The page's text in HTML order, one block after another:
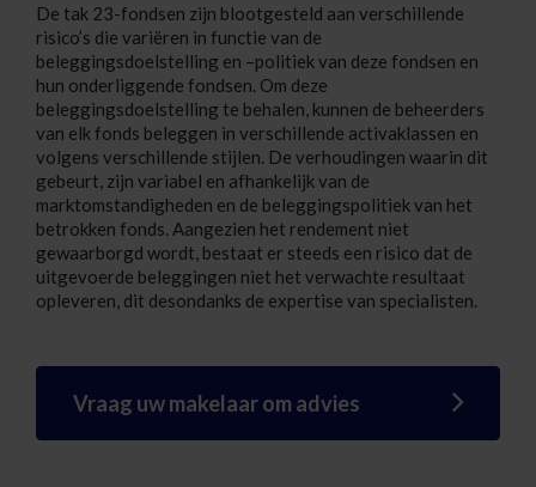
De tak 23-fondsen zijn blootgesteld aan verschillende
risico’s die variëren in functie van de
beleggingsdoelstelling en –politiek van deze fondsen en
hun onderliggende fondsen. Om deze
beleggingsdoelstelling te behalen, kunnen de beheerders
van elk fonds beleggen in verschillende activaklassen en
volgens verschillende stijlen. De verhoudingen waarin dit
gebeurt, zijn variabel en afhankelijk van de
marktomstandigheden en de beleggingspolitiek van het
betrokken fonds. Aangezien het rendement niet
gewaarborgd wordt, bestaat er steeds een risico dat de
uitgevoerde beleggingen niet het verwachte resultaat
opleveren, dit desondanks de expertise van specialisten.
Vraag uw makelaar om advies